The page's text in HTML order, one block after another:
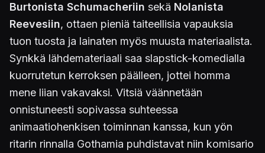
Burtonista Schumacheriin sekä Nolanista
Reevesiin, ottaen pieniä taiteellisia vapauksia
tuon tuosta ja lainaten myös muusta materiaalista.
Synkkä lähdemateriaali saa slapstick-komedialla
kuorrutetun kerroksen päälleen, jottei homma
mene liian vakavaksi. Vitsiä väännetään
onnistuneesti sopivassa suhteessa
animaatiohenkisen toiminnan kanssa, kun yön
ritarin rinnalla Gothamia puhdistavat niin komisario